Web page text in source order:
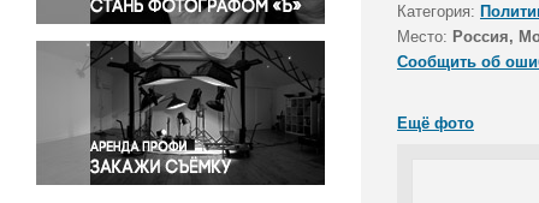
Религия
Светская жизнь
Спорт
Экология
Экономика и бизнес
Категория:
Место: Россия,
Сообщить об
Ещё фото